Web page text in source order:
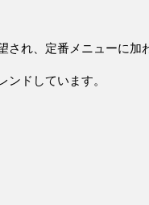
れ、定番メニューに加
ドしています。